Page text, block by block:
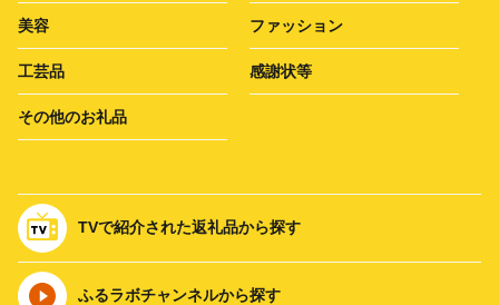
美容 ファッション
工芸品 感謝状等
その他のお礼品
TVで紹介された返礼品から探す
ふるラボチャンネルから探す